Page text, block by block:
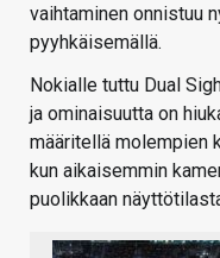
vaihtaminen onnistuu
pyyhkäisemällä.
Nokialle tuttu Dual
ja ominaisuutta on
määritellä molempien
kun aikaisemmin
puolikkaan